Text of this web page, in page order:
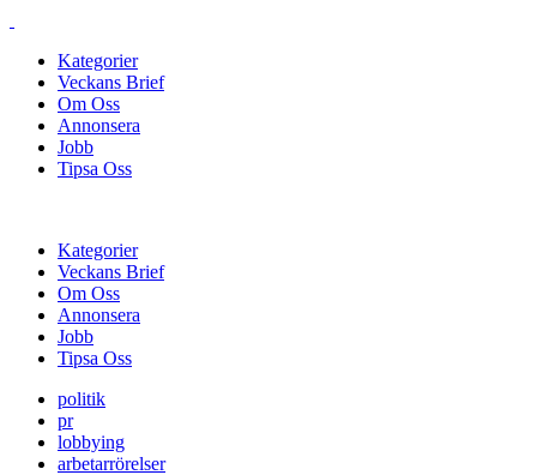
Kategorier
Veckans Brief
Om Oss
Annonsera
Jobb
Tipsa Oss
Kategorier
Veckans Brief
Om Oss
Annonsera
Jobb
Tipsa Oss
politik
pr
lobbying
arbetarrörelser